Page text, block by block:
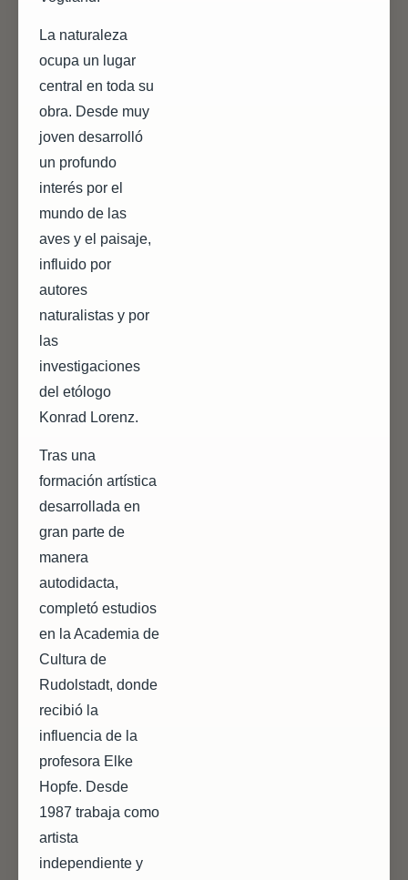
La naturaleza
ocupa un lugar
central en toda su
obra. Desde muy
joven desarrolló
un profundo
interés por el
mundo de las
aves y el paisaje,
influido por
autores
naturalistas y por
las
investigaciones
del etólogo
Konrad Lorenz.
Tras una
formación artística
desarrollada en
gran parte de
manera
autodidacta,
completó estudios
en la Academia de
Cultura de
Rudolstadt, donde
recibió la
influencia de la
profesora Elke
Hopfe. Desde
1987 trabaja como
artista
independiente y